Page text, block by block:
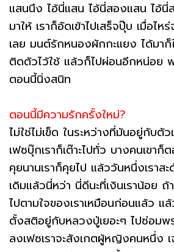
แสนนึง ไอ้นี่แสน ไอ้นี่สองแสน ไอ้นี่
มาให้ เราก็อัดเข้าไปเสร็จปุ๊บ เมื่อไ
เลย มนต์รักหนองผักกะแยง ได้มา
ติดตัวไว้ใช้ แล้วก็ไปผ่อนอีกหน่อย
ตอนนี้นิ่งสนิท
ตอนนี้มีความรักครั้งใหม่?
ไม่ใช่ไม่เข็ด ในระหว่างที่มันอยู่กับตัว
เฟซบุ๊กเราก็เต๊าะไปทั่ว บางคนเขาก็
คุยนานเราก็คุยไป แล้ววันหนึ่งเราส
เดิมแล้วนี่หว่า นี่ดีนะที่เงินเราน้อย ถ้า
ไปตามใจของเราเหมือนก่อนแล้ว แ
ตั้งสติอยู่กับหลวงปู่เยอะๆ ไปซ่อมพร
ลงเฟซเราจะสังเกตผู้หญิงคนหนึ่ง